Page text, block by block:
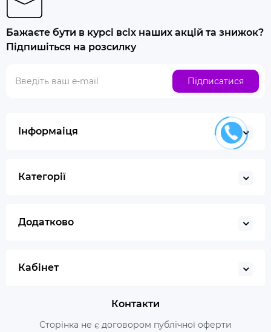
Бажаєте бути в курсі всіх наших акцій та знижок?
Підпишіться на розсилку
Підписатися
Інформаіця
Категорії
Додатково
Кабінет
Контакти
Сторінка не є договором публічної оферти